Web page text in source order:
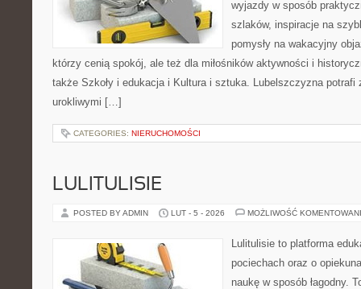
wyjazdy w sposób
szlaków, inspiracje na
pomysły na wakacyjny
którzy cenią spokój, ale też dla miłośników aktywności i
także Szkoły i edukacja i Kultura i sztuka. Lubelszczyzna potrafi
urokliwymi […]
CATEGORIES: NIERUCHOMOŚCI
LULITULISIE
POSTED BY ADMIN LUT - 5 - 2026 MOŻLIWOŚĆ
Lulitulisie to platforma
pociechach oraz o
naukę w sposób łagodny.